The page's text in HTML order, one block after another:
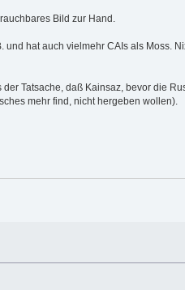
Bild zur Hand.
hat auch vielmehr CAIs als Moss.
Tatsache, daß Kainsaz, bevor die
mehr find, nicht hergeben wollen).